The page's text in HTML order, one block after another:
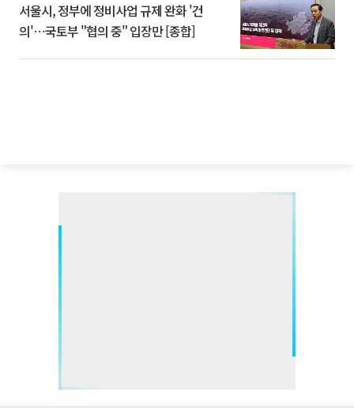
서울시, 정부에 정비사업 규제 완화 '건
의'⋯국토부 "협의 중" 입장만 [종합]